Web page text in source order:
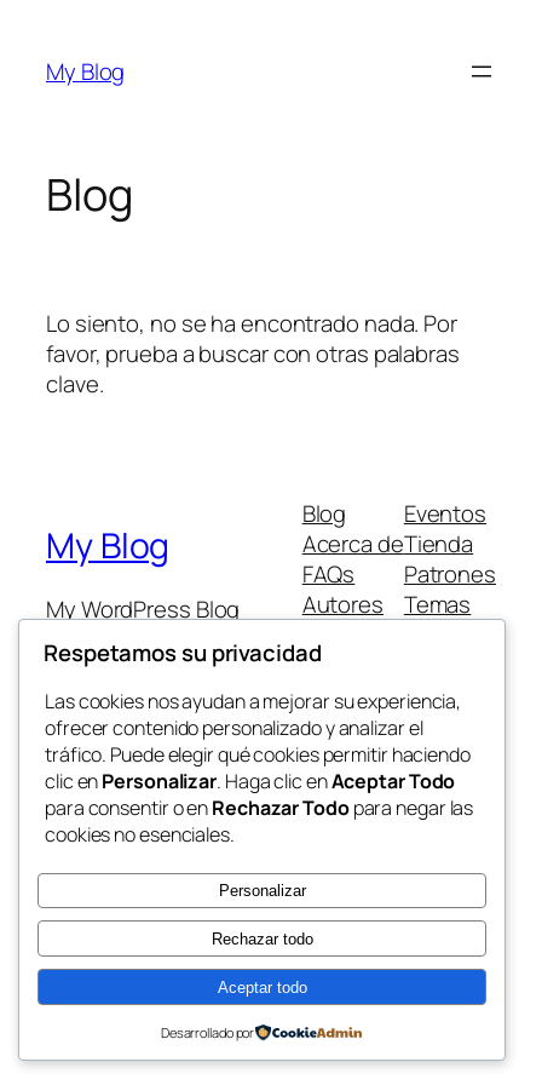
contenido
My Blog
Blog
Lo siento, no se ha encontrado nada. Por
favor, prueba a buscar con otras palabras
clave.
My Blog
My WordPress Blog
Blog
Acerca de
FAQs
Autores
Eventos
Tienda
Patrones
Temas
Twenty Twenty-Five Diseñado conWordPress
Respetamos su privacidad
Las cookies nos ayudan a mejorar su experiencia,
ofrecer contenido personalizado y analizar el
tráfico. Puede elegir qué cookies permitir haciendo
clic enPersonalizar. Haga clic enAceptar Todo
para consentir o enRechazar Todopara negar las
cookies no esenciales.
Personalizar
Rechazar todo
Aceptar todo
Desarrollado por